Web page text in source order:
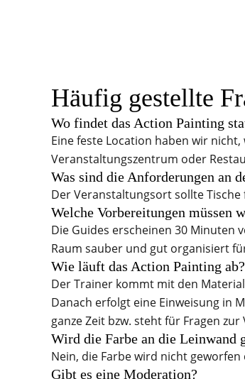
Häufig gestellte
Wo findet das Action Painting
Eine feste Location haben wir
Veranstaltungszentrum oder
Was sind die Anforderungen an
Der Veranstaltungsort sollte
Welche Vorbereitungen müssen
Die Guides erscheinen 30 Minuten
Raum sauber und gut organisiert
Wie läuft das Action Painting ab?
Der Trainer kommt mit den
Danach erfolgt eine Einweisung in
ganze Zeit bzw. steht für Fragen
Wird die Farbe an die Leinwand
Nein, die Farbe wird nicht
Gibt es eine Moderation?